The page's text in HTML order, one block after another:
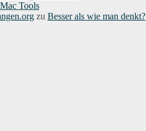
Tools
zu Besser als wie man denkt?